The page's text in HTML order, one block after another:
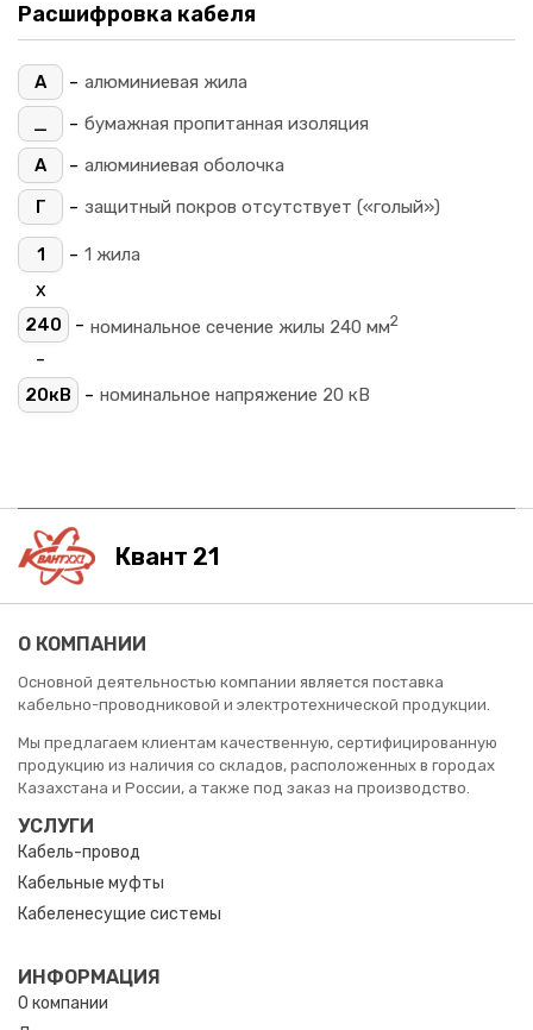
Расшифровка кабеля
А - алюминиевая жила
_
- бумажная пропитанная изоляция
А
- алюминиевая оболочка
Г
- защитный покров отсутствует («голый»)
1 - 1 жила
х
240 - номинальное сечение жилы 240 мм2
-
20кВ - номинальное напряжение 20 кВ
Квант 21
О КОМПАНИИ
Основной деятельностью компании является поставка
кабельно-проводниковой и электротехнической продукции.
Мы предлагаем клиентам качественную, сертифицированную
продукцию из наличия со складов, расположенных в городах
Казахстана и России, а также под заказ на производство.
УСЛУГИ
Кабель-провод
Кабельные муфты
Кабеленесущие системы
ИНФОРМАЦИЯ
О компании